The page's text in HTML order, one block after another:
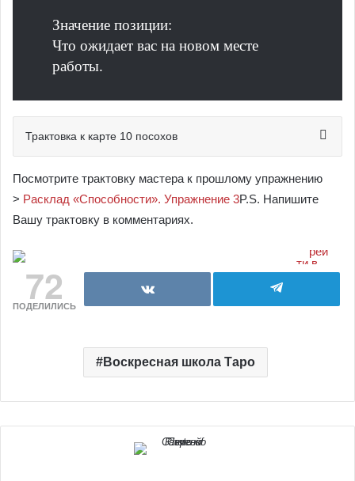
Значение позиции:
Что ожидает вас на новом месте
работы.
Трактовка к карте 10 посохов
Посмотрите трактовку мастера к прошлому упражнению
> Расклад «Способности». Упражнение 3P.S. Напишите
Вашу трактовку в комментариях.
72
ПОДЕЛИЛИСЬ
Воскресная школа Таро